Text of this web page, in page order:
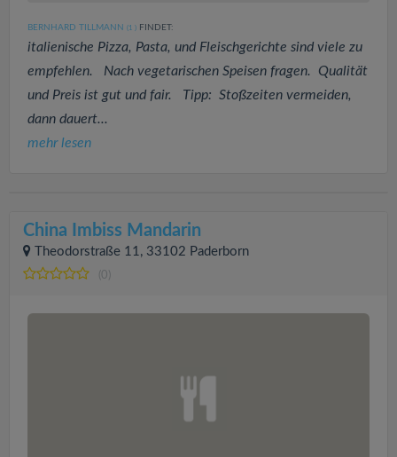
BERNHARD TILLMANN (1 ) FINDET:
italienische Pizza, Pasta, und Fleischgerichte sind viele zu
empfehlen. Nach vegetarischen Speisen fragen. Qualität
und Preis ist gut und fair. Tipp: Stoßzeiten vermeiden,
dann dauert...
mehr lesen
China Imbiss Mandarin
Theodorstraße 11, 33102 Paderborn
(0)